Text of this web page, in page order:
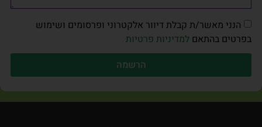
הנני מאשר/ת קבלת דיוור אלקטרוני ופרסומים ושימוש
בפרטים בהתאם למדיניות פרטיות
הרשמה